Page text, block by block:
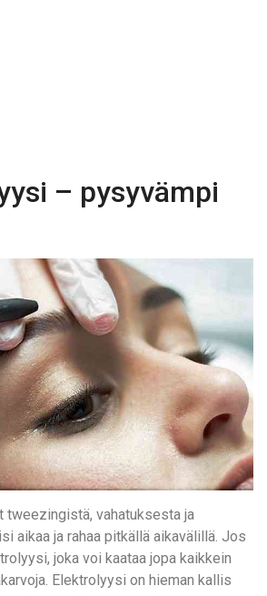
– pysyvämpi
tweezingistä, vahatuksesta ja
aikaa ja rahaa pitkällä aikavälillä. Jos
joka voi kaataa jopa kaikkein
Elektrolyysi on hieman kallis